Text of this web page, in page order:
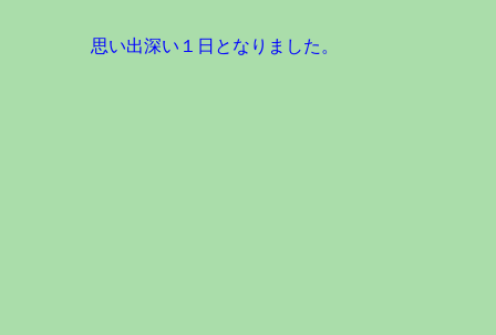
思い出深い１日となりました。